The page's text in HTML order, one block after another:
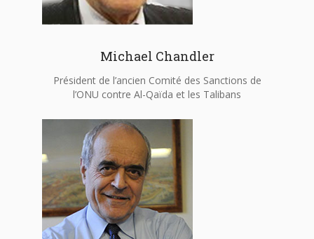
Michael Chandler
Président de l’ancien Comité des Sanctions de
l’ONU contre Al-Qaïda et les Talibans